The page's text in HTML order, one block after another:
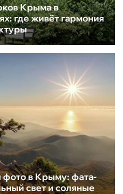
Крыма в
где живёт гармония
в Крыму: фата-
свет и соляные